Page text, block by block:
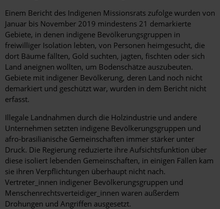
Einem Bericht des Indigenen Missionsrats zufolge wurden von
Januar bis November 2019 mindestens 21 demarkierte
Gebiete, in denen indigene Bevölkerungsgruppen in
freiwilliger Isolation lebten, von Personen heimgesucht, die
dort Bäume fällten, Gold suchten, jagten, fischten oder sich
Land aneignen wollten, um Bodenschätze auszubeuten.
Gebiete mit indigener Bevölkerung, deren Land noch nicht
demarkiert und geschützt war, wurden in dem Bericht nicht
erfasst.
Illegale Landnahmen durch die Holzindustrie und andere
Unternehmen setzten indigene Bevölkerungsgruppen und
afro-brasilianische Gemeinschaften immer stärker unter
Druck. Die Regierung reduzierte ihre Aufsichtsfunktion über
diese isoliert lebenden Gemeinschaften, in einigen Fällen kam
sie ihren Verpflichtungen überhaupt nicht nach.
Vertreter_innen indigener Bevölkerungsgruppen und
Menschenrechtsverteidiger_innen waren außerdem
Drohungen und Angriffen ausgesetzt.